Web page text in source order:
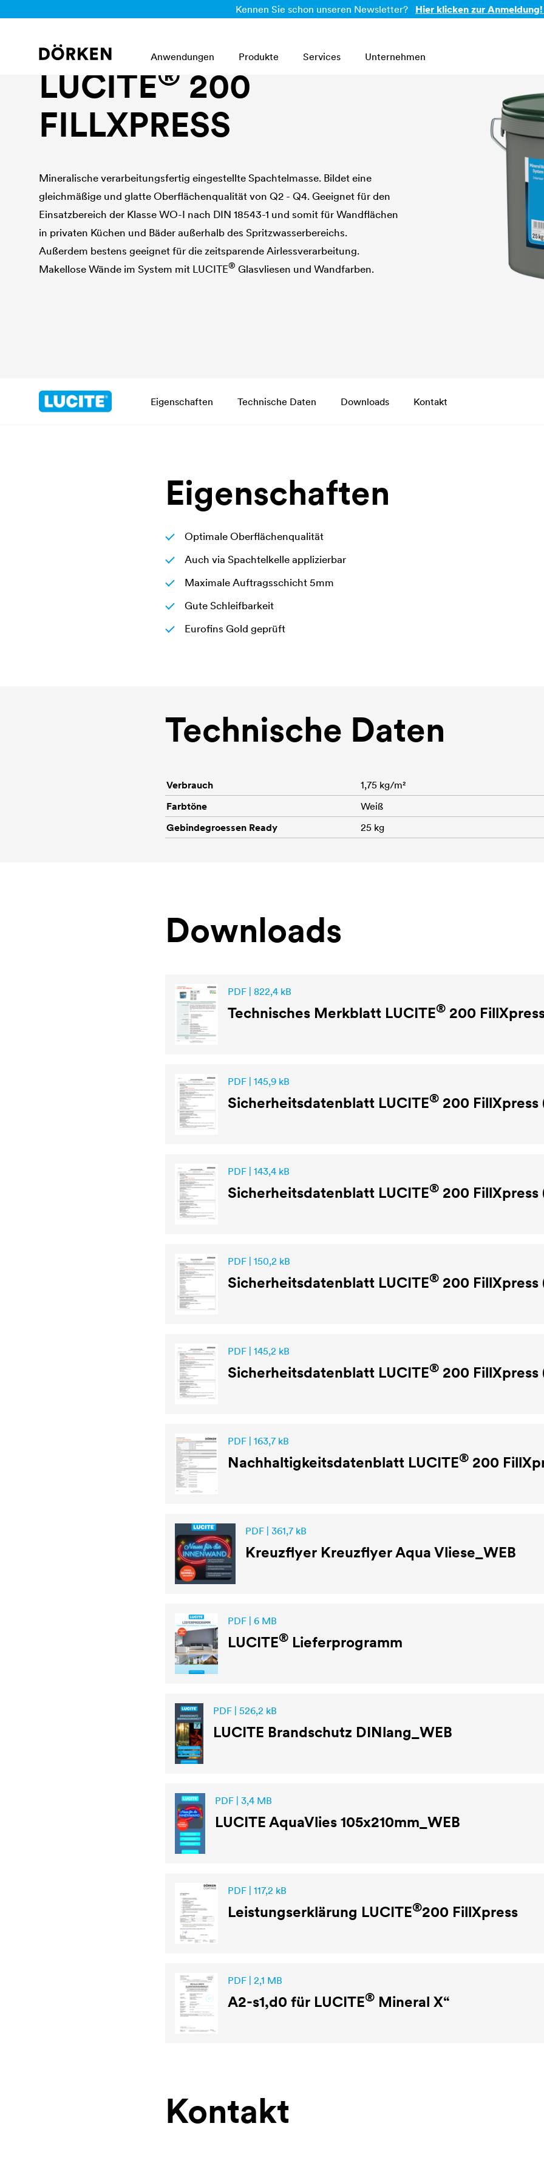
Kennen Sie schon unseren Newsletter? Hier klicken zur Anmeldung!
Anwendungen Produkte Services Unternehmen
Innenwandfarben
LUCITE® 200
FILLXPRESS
Mineralische verarbeitungsfertig eingestellte Spachtelmasse. Bildet eine
gleichmäßige und glatte Oberflächenqualität von Q2 - Q4. Geeignet für den
Einsatzbereich der Klasse WO-I nach DIN 18543-1 und somit für Wandflächen
in privaten Küchen und Bäder außerhalb des Spritzwasserbereichs.
Außerdem bestens geeignet für die zeitsparende Airlessverarbeitung.
Makellose Wände im System mit LUCITE® Glasvliesen und Wandfarben.
Eigenschaften Technische Daten Downloads Kontakt
Eigenschaften
Optimale Oberflächenqualität
Auch via Spachtelkelle applizierbar
Maximale Auftragsschicht 5mm
Gute Schleifbarkeit
Eurofins Gold geprüft
Technische Daten
Verbrauch
1,75 kg/m²
Farbtöne
Weiß
Gebindegroessen Ready
25 kg
Downloads
PDF | 822,4 kB
Technisches Merkblatt LUCITE® 200
PDF | 145,9 kB
Sicherheitsdatenblatt LUCITE® 200 FillXpress
PDF | 143,4 kB
Sicherheitsdatenblatt LUCITE® 200 FillXpress
PDF | 150,2 kB
Sicherheitsdatenblatt LUCITE® 200 FillXpress
PDF | 145,2 kB
Sicherheitsdatenblatt LUCITE® 200 FillXpress
PDF | 163,7 kB
Nachhaltigkeitsdatenblatt LUCITE® 200
PDF | 361,7 kB
Kreuzflyer Kreuzflyer Aqua Vliese_WEB
PDF | 6 MB
LUCITE® Lieferprogramm
PDF | 526,2 kB
LUCITE Brandschutz DINlang_WEB
PDF | 3,4 MB
LUCITEAquaVlies 105x210mm_WEB
PDF | 117,2 kB
Leistungserklärung LUCITE®200 FillXpress
PDF | 2,1 MB
A2-s1,d0 für LUCITE® Mineral X“
Kontakt